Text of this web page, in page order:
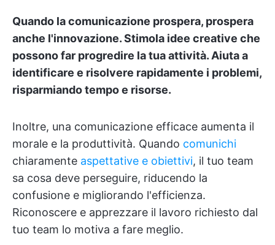
Quando la comunicazione prospera, prospera
anche l'innovazione. Stimola idee creative che
possono far progredire la tua attività. Aiuta a
identificare e risolvere rapidamente i problemi,
risparmiando tempo e risorse.
Inoltre, una comunicazione efficace aumenta il
morale e la produttività. Quando comunichi
chiaramente aspettative e obiettivi, il tuo team
sa cosa deve perseguire, riducendo la
confusione e migliorando l'efficienza.
Riconoscere e apprezzare il lavoro richiesto dal
tuo team lo motiva a fare meglio.